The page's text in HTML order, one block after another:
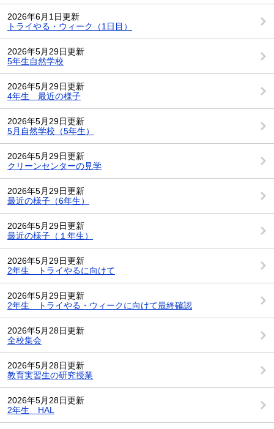
2026年6月1日更新
トライやる・ウィーク（1日目）
2026年5月29日更新
5年生自然学校
2026年5月29日更新
4年生 最近の様子
2026年5月29日更新
5月自然学校（5年生）
2026年5月29日更新
クリーンセンターの見学
2026年5月29日更新
最近の様子（6年生）
2026年5月29日更新
最近の様子（１年生）
2026年5月29日更新
2年生 トライやるに向けて
2026年5月29日更新
2年生 トライやる・ウィークに向けて最終確認
2026年5月28日更新
全校集会
2026年5月28日更新
教育実習生の研究授業
2026年5月28日更新
2年生 HAL